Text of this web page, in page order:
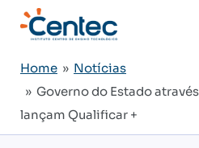
Home » Notícias
» Governo do Estado
lançam Qualificar +